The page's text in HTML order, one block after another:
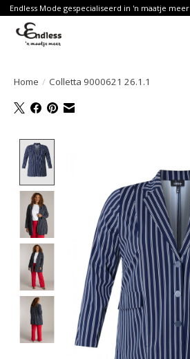
Endless Mode gespecialiseerd in 'n maatje meer
Home / Colletta 9000621 26.1.1